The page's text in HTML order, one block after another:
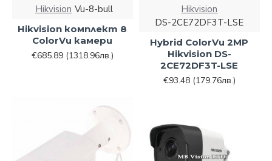
Hikvision Vu-8-bull
Hikvision комплект 8
ColorVu камери
€685.89 (1318.96лв.)
Hikvision
DS-2CE72DF3T-LSE
Hybrid ColorVu 2MP
Hikvision DS-
2CE72DF3T-LSE
€93.48 (179.76лв.)